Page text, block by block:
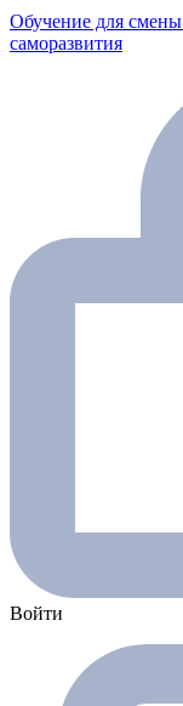
Обучение для смены
саморазвития
Войти